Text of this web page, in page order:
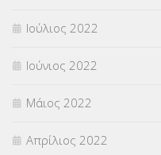
Ιούλιος 2022
Ιούνιος 2022
Μάιος 2022
Απρίλιος 2022